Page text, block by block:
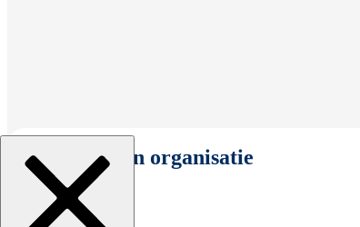
Selecteer een organisatie